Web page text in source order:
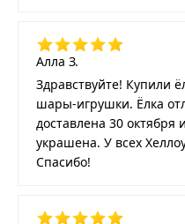
Алла З.
Здравствуйте! Купили
шары-игрушки. Ёлка
доставлена 30 октября
украшена. У всех
Спасибо!